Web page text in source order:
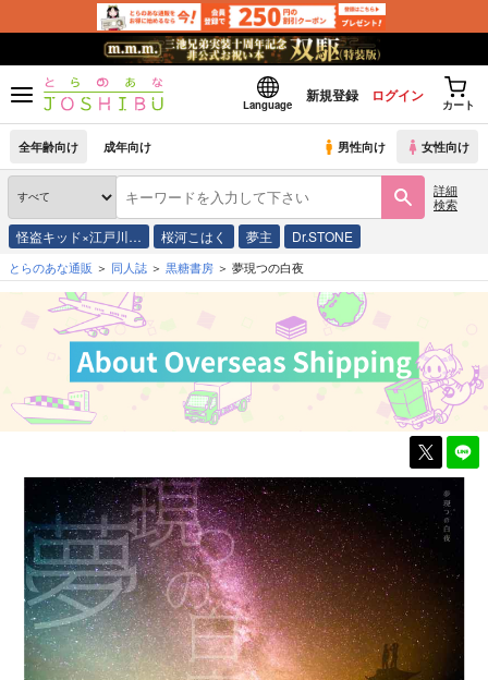
Language
新規登録 ログイン
カート
全年齢向け 成年向け 男性向け 女性向け
詳細
検索
怪盗キッド×江戸川… 桜河こはく 夢主 Dr.STONE
とらのあな通販 同人誌 黒糖書房 夢現つの白夜